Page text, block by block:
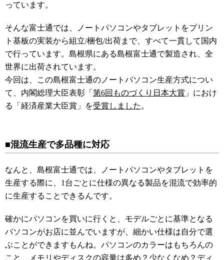
っています。
そんな富士通では、ノートパソコンやタブレットをプリン
ト基板の実装から組立/梱包/出荷まで、すべて一貫して国内
で行っています。島根県にある島根富士通で製造され、全
世界に出荷されています。
今回は、この島根富士通のノートパソコン生産方式につい
て、内閣総理大臣表彰「 第6回ものづくり日本大賞 」におけ
る「経済産業大臣賞」を受賞しました 。
■混流生産で多品種に対応
なんと、島根富士通では、ノートパソコンやタブレットを
生産する際に、1台ごとに仕様の異なる製品を混流で効率的
に生産することできるんです。
確かにパソコンを買いに行くと、モデルごとに基準となる
パソコンがお店に並んでいますが、細かい仕様は自分で選
ぶことができますもんね。パソコンのカラーはもちろんの
こと、メモリやディスクの容量は多め？少なくなめ？ディ